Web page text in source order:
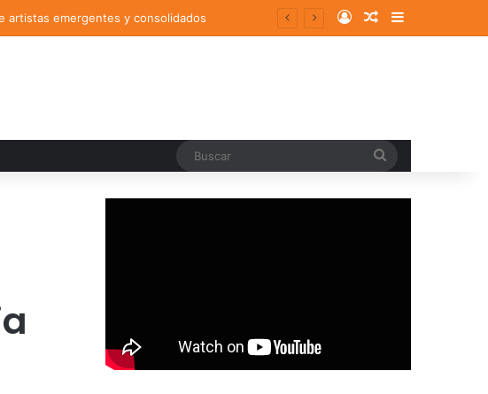
artistas emergentes y consolidados Log InRandom Article
Sidebar